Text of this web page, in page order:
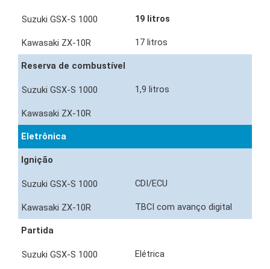
19 litros
17 litros
Reserva de combustível
1,9 litros
Eletrônica
Ignição
CDI/ECU
TBCI com avanço digital
Partida
Elétrica